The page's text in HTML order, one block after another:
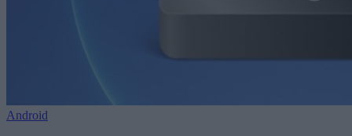
Android